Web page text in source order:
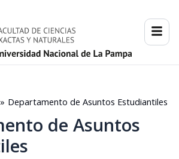
Departamento de Asuntos Estudiantiles
de Asuntos